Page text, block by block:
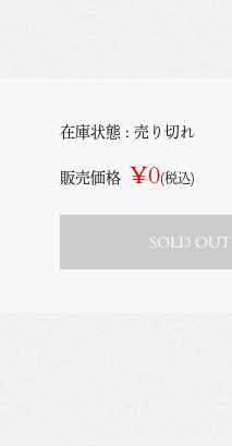
在庫状態 : 売り切れ
販売価格 ¥0(税込)
SOLD OUT